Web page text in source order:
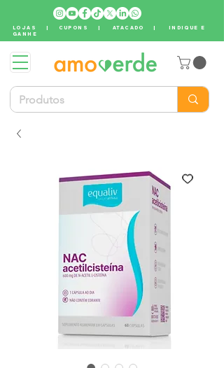
LOJAS | CUPONS |ATACADO | INDIQUE E
GANHE